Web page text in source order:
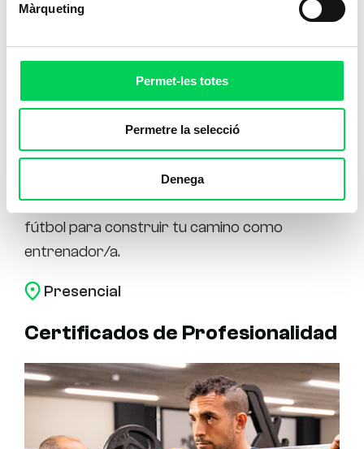
Màrqueting
Permet-les totes
Permetre la selecció
Denega
Técnico de Fútbol Nivel I y II
Una formación reglada que combina rigor
académico y una forma única de entender el
fútbol para construir tu camino como
entrenador/a.
Presencial
Certificados de Profesionalidad